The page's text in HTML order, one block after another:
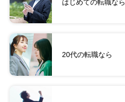
はじめての転職なら
20代の転職なら